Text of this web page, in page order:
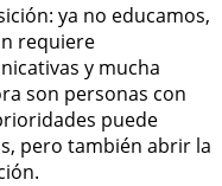
ya no educamos,
requiere
y mucha
son personas con
puede
pero también abrir la